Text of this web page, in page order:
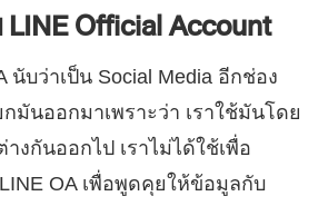
Official Account
นับว่าเป็น Social Media อีกช่อง
มันออกมาเพราะว่า เราใช้มันโดย
งกันออกไป เราไม่ได้ใช้เพื่อ
OA เพื่อพูดคุยให้ข้อมูลกับ